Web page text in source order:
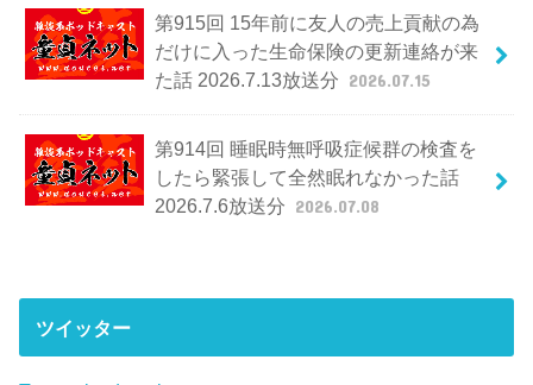
第915回 15年前に友人の売上貢献の為
だけに入った生命保険の更新連絡が来
た話 2026.7.13放送分 2026.07.15
第914回 睡眠時無呼吸症候群の検査を
したら緊張して全然眠れなかった話
2026.7.6放送分 2026.07.08
ツイッター